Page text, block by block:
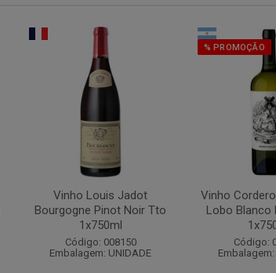
Vinho Louis Jadot
Bourgogne Pinot Noir Tto
1x750ml
Código: 008150
Embalagem: UNIDADE
% PROMOÇÃO
Vinho
Lobo Blanco
Código: